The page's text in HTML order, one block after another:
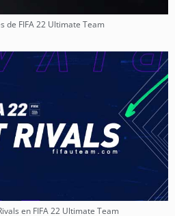
de FIFA 22 Ultimate Team
en FIFA 22 Ultimate Team